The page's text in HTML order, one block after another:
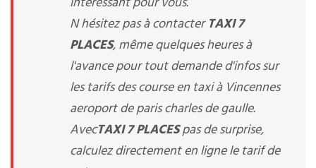
N hésitez pas à contacterTAXI 7
PLACES, même quelques heures à
l'avance pour tout demande d'infos sur
les tarifs des course en taxi à Vincennes
aeroport de paris charles de gaulle.
AvecTAXI 7 PLACESpas de surprise,
calculez directement en ligne le tarif de